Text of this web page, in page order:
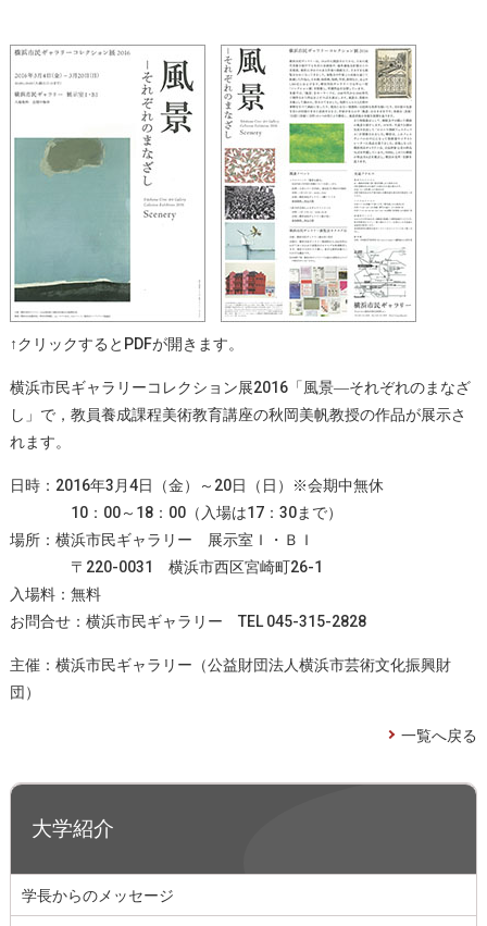
↑クリックするとPDFが開きます。
横浜市民ギャラリーコレクション展2016「風景―それぞれのまなざ
し」で，教員養成課程美術教育講座の秋岡美帆教授の作品が展示さ
れます。
日時：2016年3月4日（金）～20日（日）※会期中無休
10：00～18：00（入場は17：30まで）
場所：横浜市民ギャラリー 展示室Ｉ・ＢＩ
〒220-0031 横浜市西区宮崎町26-1
入場料：無料
お問合せ：横浜市民ギャラリー TEL 045-315-2828
主催：横浜市民ギャラリー（公益財団法人横浜市芸術文化振興財
団）
一覧へ戻る
大学紹介
学長からのメッセージ